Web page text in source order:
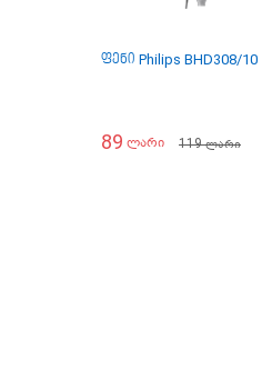
ფენი Philips BHD308/10
89 ლარი 119ლარი